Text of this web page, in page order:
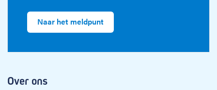
Naar het meldpunt
Over ons